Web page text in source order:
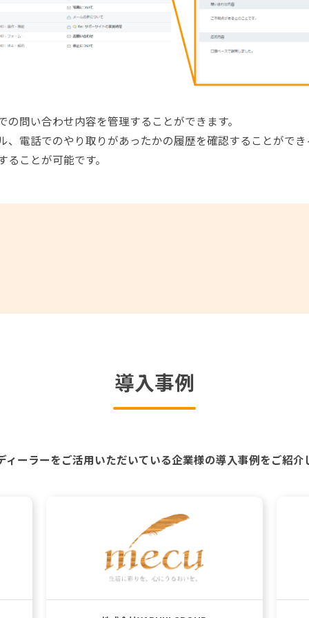
問い合わせ内容を管理することができます。
、電話でのやり取りがあったかの履歴を確認することがで
ことが可能です。
導入事例
ィーラーをご活用いただいている企業様の導入事例をご紹介